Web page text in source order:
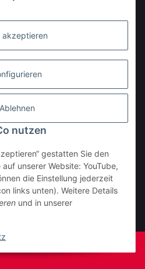
akzeptieren
Ablehnen
nutzen
gestatten Sie den
unserer Website: YouTube,
die Einstellung jederzeit
links unten). Weitere Details
und in unserer
widerrufen
byJTL-Shop